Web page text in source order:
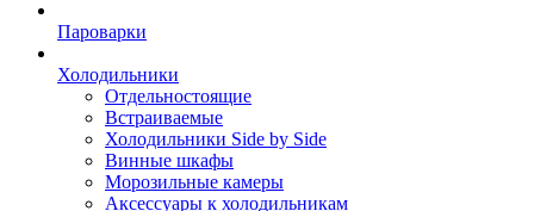
Пароварки
Холодильники
Отдельностоящие
Встраиваемые
Холодильники Side by Side
Винные шкафы
Морозильные камеры
Аксессуары к холодильникам